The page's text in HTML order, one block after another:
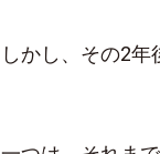
しかし、その2年